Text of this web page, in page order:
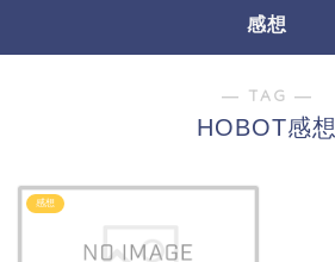
感想
― TAG ―
HOBOT感想
感想